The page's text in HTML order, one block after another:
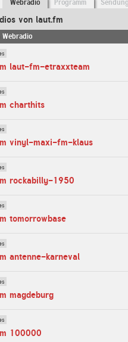
Webradio Programm
von laut.fm
laut-fm-etraxxteam
charthits
vinyl-maxi-fm-klaus
rockabilly-1950
tomorrowbase
antenne-karneval
magdeburg
100000